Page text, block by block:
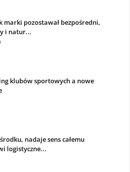
marki pozostawał bezpośredni,
i natur...
klubów sportowych a nowe
nadaje sens całemu
logistyczne...